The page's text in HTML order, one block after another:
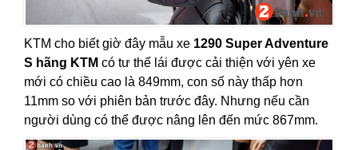
KTM cho biết giờ đây mẫu xe 1290 Super Adventure
S hãng KTM có tư thế lái được cải thiện với yên xe
mới có chiều cao là 849mm, con số này thấp hơn
11mm so với phiên bản trước đây. Nhưng nếu cần
người dùng có thể được nâng lên đến mức 867mm.